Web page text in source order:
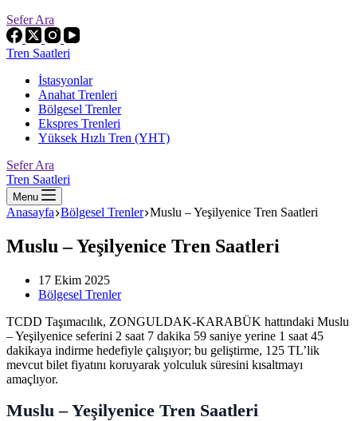
Sefer Ara
Tren Saatleri
İstasyonlar
Anahat Trenleri
Bölgesel Trenler
Ekspres Trenleri
Yüksek Hızlı Tren (YHT)
Sefer Ara
Tren Saatleri
Menu
Anasayfa Bölgesel Trenler Muslu – Yeşilyenice Tren Saatleri
Muslu – Yeşilyenice Tren Saatleri
17 Ekim 2025
Bölgesel Trenler
TCDD Taşımacılık, ZONGULDAK-KARABÜK hattındaki Muslu
– Yeşilyenice seferini 2 saat 7 dakika 59 saniye yerine 1 saat 45
dakikaya indirme hedefiyle çalışıyor; bu geliştirme, 125 TL’lik
mevcut bilet fiyatını koruyarak yolculuk süresini kısaltmayı
amaçlıyor.
Muslu – Yeşilyenice Tren Saatleri